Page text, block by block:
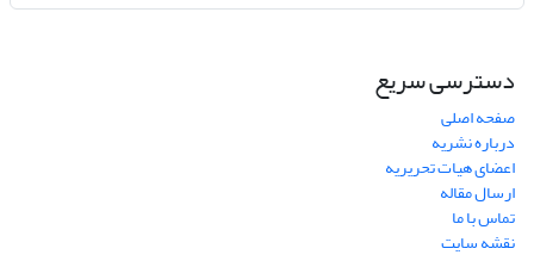
دسترسی سریع
صفحه اصلی
درباره نشریه
اعضای هیات تحریریه
ارسال مقاله
تماس با ما
نقشه سایت